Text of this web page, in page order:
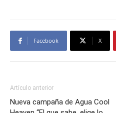
Facebook X
Artículo anterior
Nueva campaña de Agua Cool